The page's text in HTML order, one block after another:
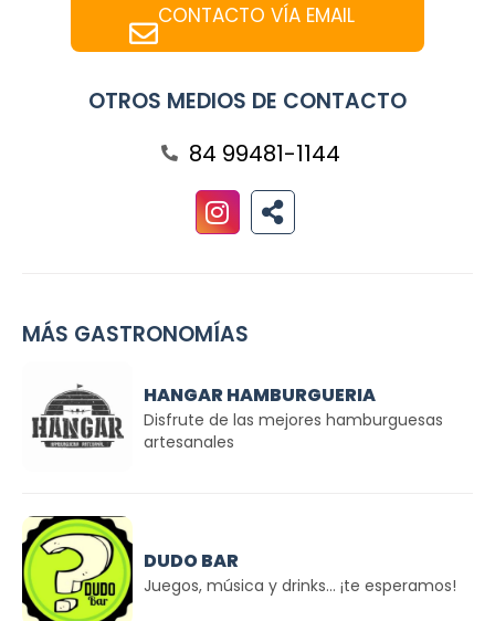
CONTACTO VÍA EMAIL
OTROS MEDIOS DE CONTACTO
84 99481-1144
MÁS GASTRONOMÍAS
HANGAR HAMBURGUERIA
Disfrute de las mejores hamburguesas
artesanales
DUDO BAR
Juegos, música y drinks... ¡te esperamos!